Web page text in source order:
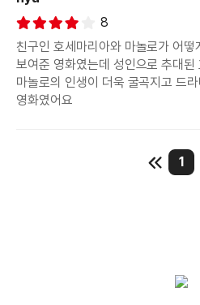
8
친구인 호세마리아와 마놀로가 어
보여준 영화였는데 성인으로 추대
마놀로의 인생이 더욱 굴곡지고 드
영화였어요
1